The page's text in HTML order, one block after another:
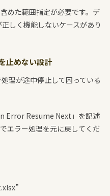
めた範囲指定が必要です。デ
しく機能しないケースがあり
止めない設計
理が途中停止して困っている
Error Resume Next」を記述
エラー処理を元に戻してくだ